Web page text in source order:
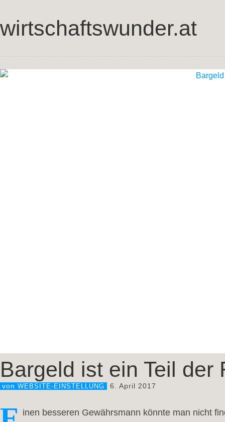
wirtschaftswunder.at
Bargeld ist ein Teil der
von WEBSITE-EINSTELLUNG 6. April 2017
inen besseren Gewährsmann könnte man nicht